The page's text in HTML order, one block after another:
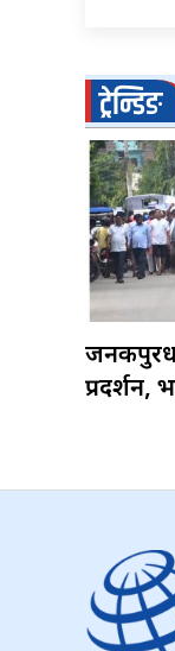
ट्रेन्डिङ
प्रदर्शन,